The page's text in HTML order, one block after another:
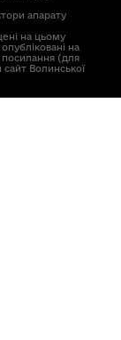
апарату
на цьому
на
посилання (для
сайт Волинської